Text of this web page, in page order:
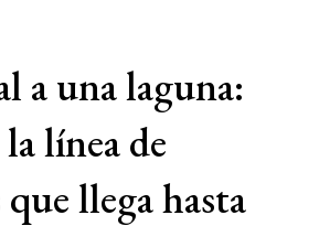
a una laguna:
línea de
llega hasta